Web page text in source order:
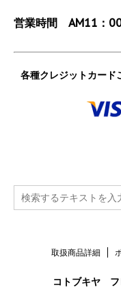
営業時間 AM11：
各種クレジットカード
取扱商品詳細
コトブキヤ フ